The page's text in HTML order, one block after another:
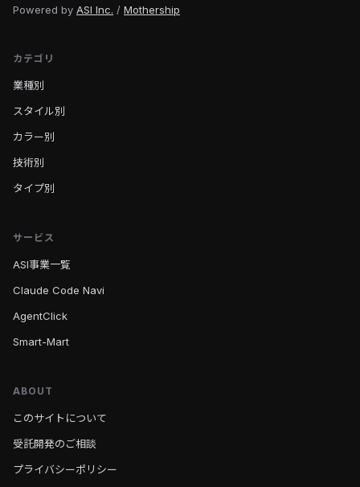
Powered by ASI Inc. / Mothership
カテゴリ
業種別
スタイル別
カラー別
技術別
タイプ別
サービス
ASI事業一覧
Claude Code Navi
AgentClick
Smart-Mart
ABOUT
このサイトについて
受託開発のご相談
プライバシーポリシー